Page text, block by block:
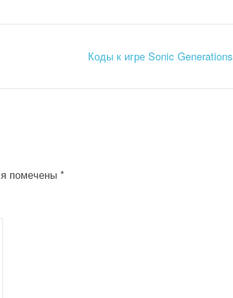
Коды к игре Sonic Generations
помечены *